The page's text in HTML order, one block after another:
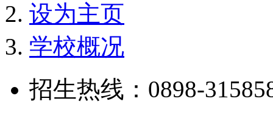
设为主页
学校概况
招生热线：0898-